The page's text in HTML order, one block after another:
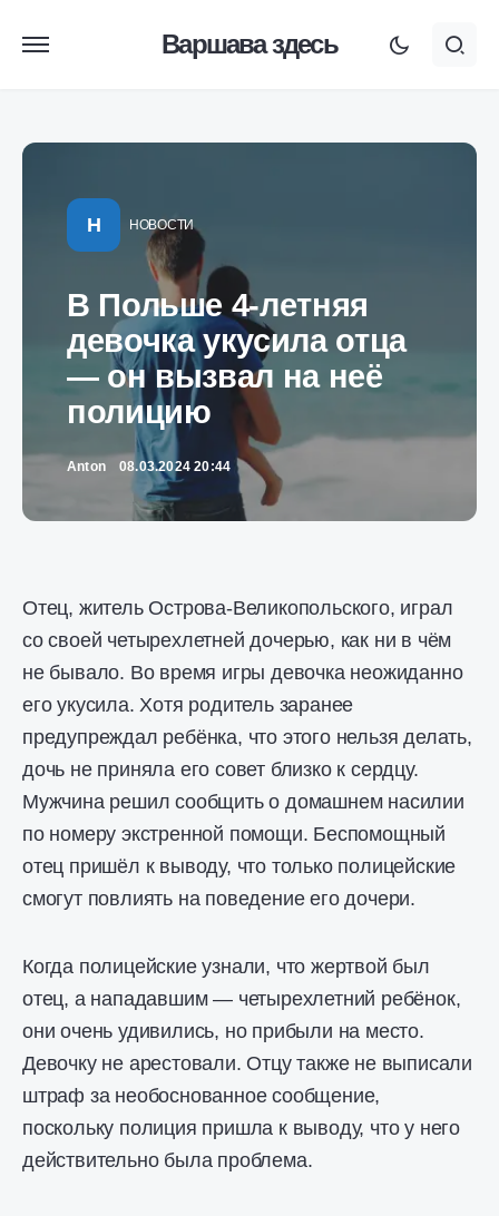
Варшава здесь
Н НОВОСТИ
В Польше 4-летняя
девочка укусила отца
— он вызвал на неё
полицию
Anton 08.03.2024 20:44
Отец, житель Острова-Великопольского, играл
со своей четырехлетней дочерью, как ни в чём
не бывало. Во время игры девочка неожиданно
его укусила. Хотя родитель заранее
предупреждал ребёнка, что этого нельзя делать,
дочь не приняла его совет близко к сердцу.
Мужчина решил сообщить о домашнем насилии
по номеру экстренной помощи. Беспомощный
отец пришёл к выводу, что только полицейские
смогут повлиять на поведение его дочери.
Когда полицейские узнали, что жертвой был
отец, а нападавшим — четырехлетний ребёнок,
они очень удивились, но прибыли на место.
Девочку не арестовали. Отцу также не выписали
штраф за необоснованное сообщение,
поскольку полиция пришла к выводу, что у него
действительно была проблема.